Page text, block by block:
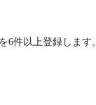
6件以上登録します